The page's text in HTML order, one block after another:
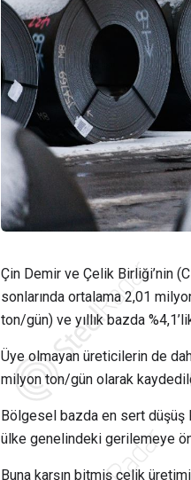
Çin Demir ve Çelik Birliği’nin
sonlarında ortalama 2,01
ton/gün) ve yıllık bazda
Üye olmayan üreticilerin de
milyon ton/gün olarak
Bölgesel bazda en sert düşüş
ülke genelindeki gerilemeye
Buna karşın bitmiş çelik